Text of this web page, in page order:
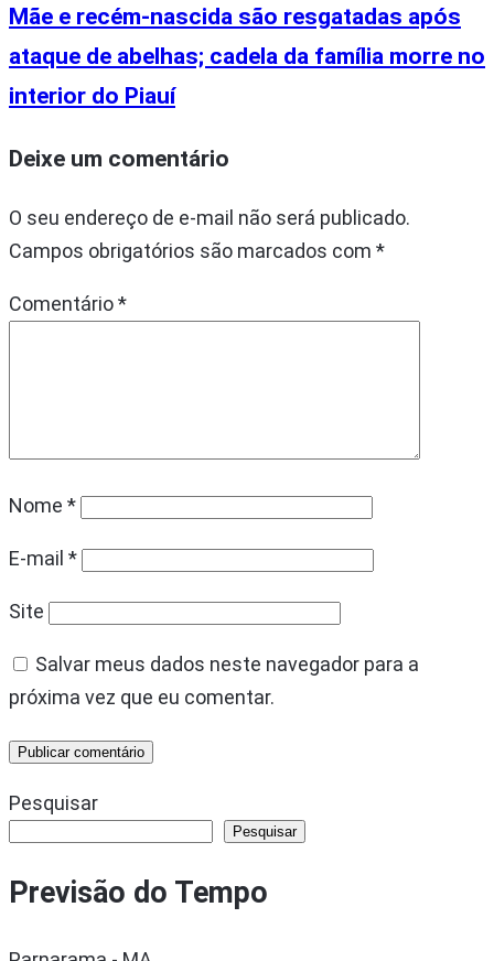
Mãe e recém-nascida são resgatadas após
ataque de abelhas; cadela da família morre no
interior do Piauí
Deixe um comentário
O seu endereço de e-mail não será publicado.
Campos obrigatórios são marcados com *
Comentário*
Nome *
E-mail *
Site
Salvar meus dados neste navegador para a
próxima vez que eu comentar.
Pesquisar
Pesquisar
Previsão do Tempo